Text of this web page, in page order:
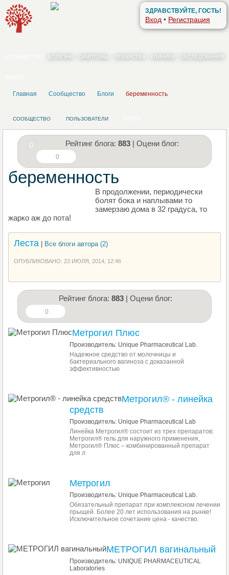
ЗДРАВСТВУЙТЕ, ГОСТЬ!
Вход • Регистрация
БОЛЕЗНИ СИМПТОМЫ ЛЕКАРСТВА КЛИНИКИ ОБСЛЕДОВАНИЯ
Главная Сообщество Блоги беременность
СООБЩЕСТВО ПОЛЬЗОВАТЕЛИ
0 Рейтинг блога: 883 | Оцени блог:
0
беременность
В продолжении, периодически
болят бока и наплывами то
замерзаю дома в 32 градуса, то
жарко аж до пота!
Леста Все блоги автора (2)
ОПУБЛИКОВАНО: 23 ИЮЛЯ, 2014, 12:46
Рейтинг блога: 883 | Оцени блог:
0
Метрогил Плюс
Производитель: Unique Pharmaceutical Lab.
Надежное средство от молочницы и
бактериального вагиноза с доказанной
эффективностью
Метрогил® - линейка
средств
Производитель: Unique Pharmaceutical Lab
Линейка Метрогил® состоит из трех препаратов:
Метрогил® гель для наружного применения,
Метрогил® Плюс – комбинированный препарат
для л
Метрогил
Производитель: Unique Pharmaceutical Lab.
Обязательный препарат при комплексном лечении
прыщей. Более 20 лет использования на рынке!
Исключительное сочетание цена - качество.
МЕТРОГИЛ вагинальный
Производитель: UNIQUE PHARMACEUTICAL
Laboratories